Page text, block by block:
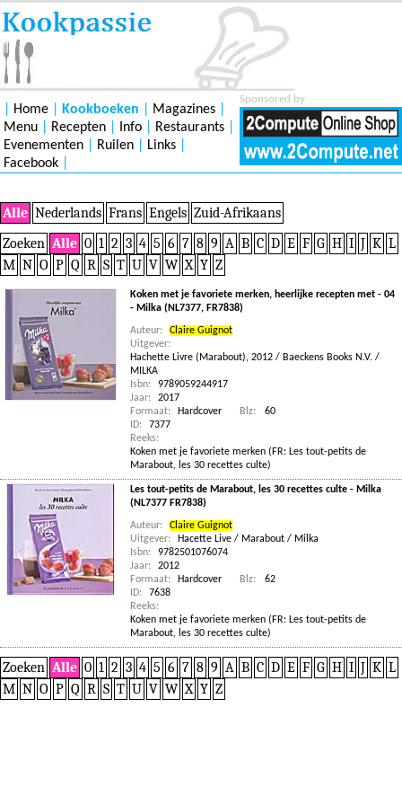
Sponsored by
Home Kookboeken Magazines
Menu
Recepten Info Restaurants
Evenementen
Ruilen Links
Facebook
Alle Nederlands Frans Engels Zuid-Afrikaans
Zoeken Alle 0 1 2 3 4 5 6 7 8 9 A B C D E F G H I J K L
M N O P Q R S T U V W X Y Z
Koken met je favoriete merken, heerlijke recepten met - 04
- Milka (NL7377, FR7838)
Auteur:
Claire Guignot
Uitgever:
Hachette Livre (Marabout), 2012 / Baeckens Books N.V. /
MILKA
Isbn:
9789059244917
Jaar:
2017
Formaat:
Hardcover Blz:
60
ID:
7377
Reeks:
Koken met je favoriete merken (FR: Les tout-petits de
Marabout, les 30 recettes culte)
Les tout-petits de Marabout, les 30 recettes culte - Milka
(NL7377 FR7838)
Auteur:
Claire Guignot
Uitgever:
Hacette Live / Marabout / Milka
Isbn:
9782501076074
Jaar:
2012
Formaat:
Hardcover Blz:
62
ID:
7638
Reeks:
Koken met je favoriete merken (FR: Les tout-petits de
Marabout, les 30 recettes culte)
Zoeken Alle 0 1 2 3 4 5 6 7 8 9 A B C D E F G H I J K L
M N O P Q R S T U V W X Y Z